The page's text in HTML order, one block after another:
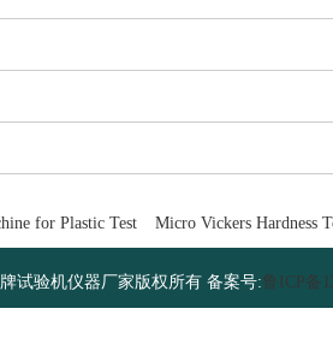
for Plastic Test Micro Vickers Hardness
试验机仪器厂家版权所有 备案号:鲁ICP备